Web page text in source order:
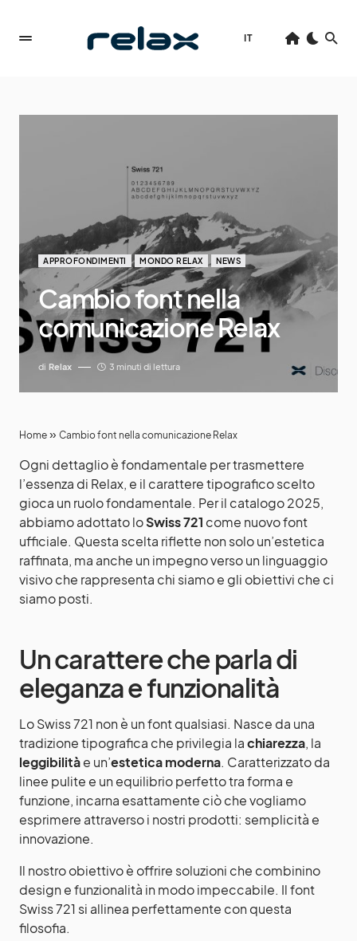
IT
APPROFONDIMENTI MONDO RELAX NEWS
Cambio font nella
comunicazione Relax
di Relax 3 minuti di lettura
Home » Cambio font nella comunicazione Relax
Ogni dettaglio è fondamentale per trasmettere
l’essenza di Relax, e il carattere tipografico scelto
gioca un ruolo fondamentale. Per il catalogo 2025,
abbiamo adottato loSwiss 721 come nuovo font
ufficiale. Questa scelta riflette non solo un’estetica
raffinata, ma anche un impegno verso un linguaggio
visivo che rappresenta chi siamo e gli obiettivi che ci
siamo posti.
Un carattere che parla di
eleganza e funzionalità
Lo Swiss 721 non è un font qualsiasi. Nasce da una
tradizione tipografica che privilegia lachiarezza, la
leggibilitàe un’estetica moderna. Caratterizzato da
linee pulite e un equilibrio perfetto tra forma e
funzione, incarna esattamente ciò che vogliamo
esprimere attraverso i nostri prodotti: semplicità e
innovazione.
Il nostro obiettivo è offrire soluzioni che combinino
design e funzionalità in modo impeccabile. Il font
Swiss 721 si allinea perfettamente con questa
filosofia.